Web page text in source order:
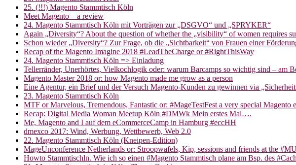
25. (!!!) Magento Stammtisch Köln
Meet Magento – a review
24. Magento Stammtisch Köln mit Vorträgen zur „DSGVO“ und „SPRYKER“
Again „Diversity“? About the question of whether the „visibility“ of women requires
Schon wieder „Diversity“? Zur Frage, ob die „Sichtbarkeit“ von Frauen einer
Recap of the Magento Imagine 2018 #LeadTheCharge or #RightThisWay
24. Magento Stammtisch Köln => Einladung
Tellerränder, Unerhörtes, Vielkochlogik oder: warum Barcamps so wichtig sind – am
Magento Master 2018 or: how Magento made me grow as a person
Eine Agentur, ein Brief und der Versuch Magento-Kunden zu gewinnen via
23. Magento Stammtisch Köln
MTF or Marvelous, Tremendous, Fantastic or: #MageTestFest a very special Magento
Recap: Digital Media Woman Meetup Köln #DMWk Mein erstes Mal….
Me, Magento and I auf dem eCommerceCamp in Hamburg #eccHH
dmexco 2017: Wind, Werbung, Wettbewerb, Web 2.0
22. Magento Stammtisch Köln (Kneipen-Edition)
MageUnconference Netherlands or: Stroopwafels, Kip, sessions and friends at the
Howto Stammtischln. Wie ich so einen #Magento Stammtisch plane am Bsp. des